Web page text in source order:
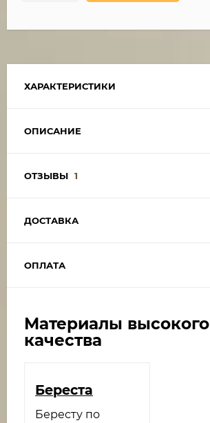
ХАРАКТЕРИСТИКИ
ОПИСАНИЕ
ОТЗЫВЫ 1
ДОСТАВКА
ОПЛАТА
Материалы высокого
качества
Береста
Бересту по